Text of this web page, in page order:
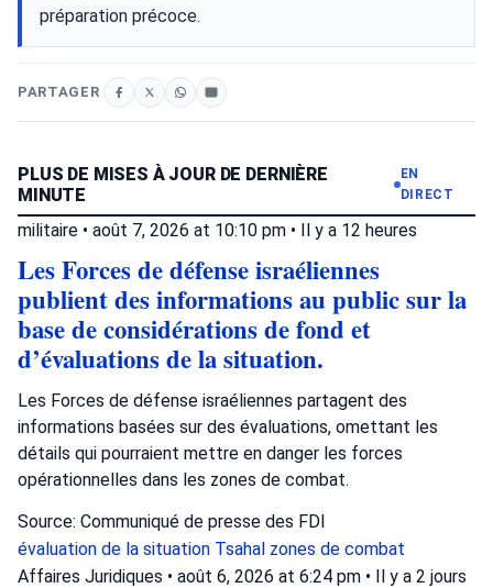
préparation précoce.
PARTAGER
PLUS DE MISES À JOUR DE DERNIÈRE
MINUTE
EN
DIRECT
militaire • août 7, 2026 at 10:10 pm • Il y a 12 heures
Les Forces de défense israéliennes
publient des informations au public sur la
base de considérations de fond et
d’évaluations de la situation.
Les Forces de défense israéliennes partagent des
informations basées sur des évaluations, omettant les
détails qui pourraient mettre en danger les forces
opérationnelles dans les zones de combat.
Source: Communiqué de presse des FDI
évaluation de la situation Tsahal zones de combat
Affaires Juridiques • août 6, 2026 at 6:24 pm • Il y a 2 jours